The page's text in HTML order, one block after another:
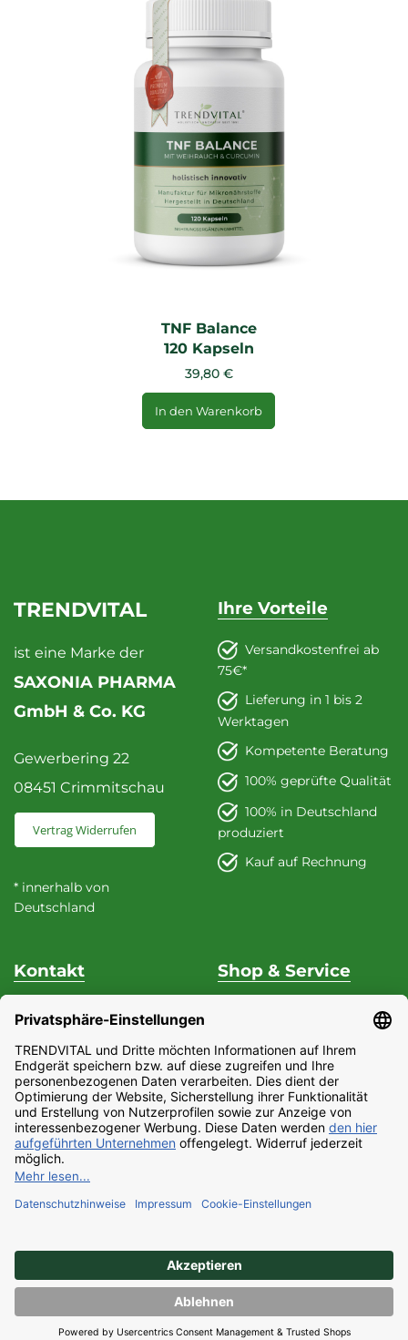
TNF Balance
120 Kapseln
39,80 €
In den Warenkorb
TRENDVITAL
ist eine Marke der
SAXONIA PHARMA
GmbH & Co. KG
Gewerbering 22
08451 Crimmitschau
Vertrag Widerrufen
* innerhalb von
Deutschland
Ihre Vorteile
Versandkostenfrei ab
75€*
Lieferung in 1 bis 2
Werktagen
Kompetente Beratung
100% geprüfte Qualität
100% in Deutschland
produziert
Kauf auf Rechnung
Kontakt
Unterstützung & Beratung
Fon +49 (0) 37 62 / 95 71 25
Fax+49 (0) 37 62 / 95 71 29
Mo - Do9:00 Uhr - 15:00
Uhr
Fr9:00 Uhr - 13:00 Uhr
E-Mail:
service@trendvital.de
Shop & Service
Datenschutz
Widerrufsrecht
Impressum
Partnerprogramm
Copyright © 2022 Trendvital.de, Inc. All rights reserved.